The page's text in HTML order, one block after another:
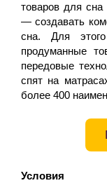
товаров для
— создавать
сна. Для
продуманные
передовые
спят на
более 400
Условия